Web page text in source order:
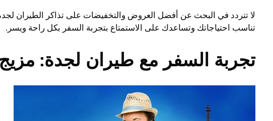
لا تتردد في البحث عن أفضل العروض والتخفيضات على تذاكر الطيران
تناسب احتياجاتك وتساعدك على الاستمتاع بتجربة السفر بكل راحة ويسر.
تجربة السفر مع طيران لجدة: